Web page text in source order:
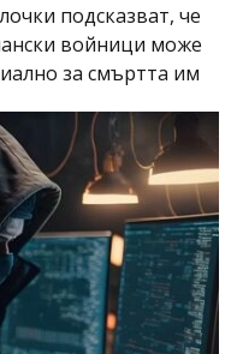
подсказват, че
войници може
за смъртта им